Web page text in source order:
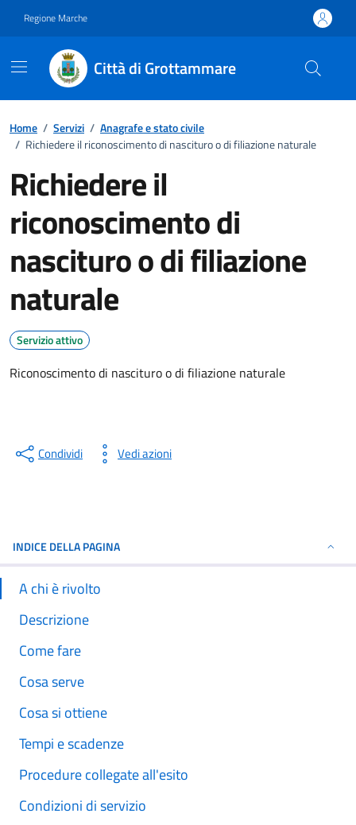
Regione Marche
Città di Grottammare
Home / Servizi / Anagrafe e stato civile
/ Richiedere il riconoscimento di nascituro o di filiazione naturale
Richiedere il
riconoscimento di
nascituro o di filiazione
naturale
Servizio attivo
Riconoscimento di nascituro o di filiazione naturale
Condividi Vedi azioni
INDICE DELLA PAGINA
A chi è rivolto
Descrizione
Come fare
Cosa serve
Cosa si ottiene
Tempi e scadenze
Procedure collegate all'esito
Condizioni di servizio